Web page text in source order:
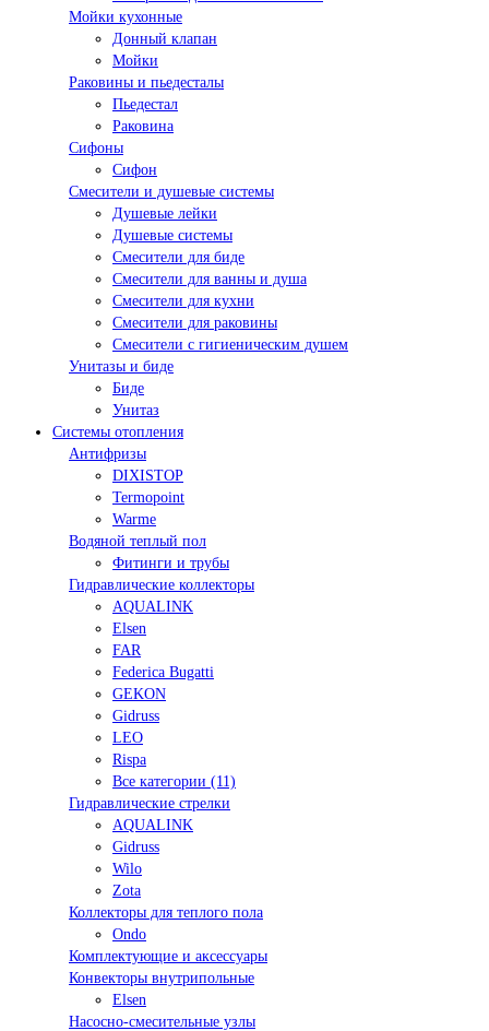
Мойки кухонные
Донный клапан
Мойки
Раковины и пьедесталы
Пьедестал
Раковина
Сифоны
Сифон
Смесители и душевые системы
Душевые лейки
Душевые системы
Смесители для биде
Смесители для ванны и душа
Смесители для кухни
Смесители для раковины
Смесители с гигиеническим душем
Унитазы и биде
Биде
Унитаз
Системы отопления
Антифризы
DIXISTOP
Termopoint
Warme
Водяной теплый пол
Фитинги и трубы
Гидравлические коллекторы
AQUALINK
Elsen
FAR
Federica Bugatti
GEKON
Gidruss
LEO
Rispa
Все категории (11)
Гидравлические стрелки
AQUALINK
Gidruss
Wilo
Zota
Коллекторы для теплого пола
Ondo
Комплектующие и аксессуары
Конвекторы внутрипольные
Elsen
Насосно-смесительные узлы